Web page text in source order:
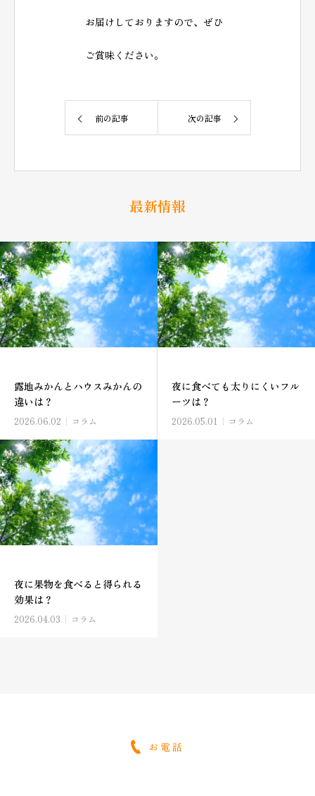
お届けしておりますので、ぜひ
ご賞味ください。
前の記事 次の記事
最新情報
露地みかんとハウスみかんの
違いは？
2026.06.02 コラム
夜に食べても太りにくいフル
ーツは？
2026.05.01 コラム
夜に果物を食べると得られる
効果は？
2026.04.03 コラム
お電話